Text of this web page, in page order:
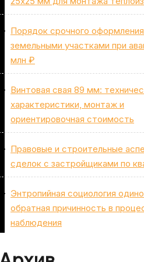
Порядок срочного
земельными участками при
млн ₽
Винтовая свая 89 мм:
характеристики, монтаж и
ориентировочная стоимость
Правовые и строительные
сделок с застройщиками по
Энтропийная социология
обратная причинность в
наблюдения